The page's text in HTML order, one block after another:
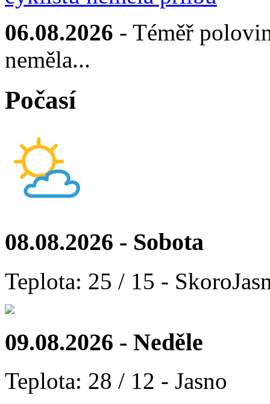
06.08.2026 - Téměř
neměla...
Počasí
08.08.2026 - Sobota
Teplota: 25 / 15 -
09.08.2026 - Neděle
Teplota: 28 / 12 - Jasno